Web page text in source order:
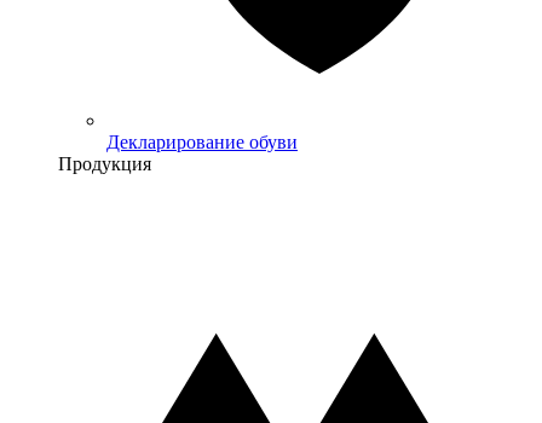
Декларирование обуви
Продукция